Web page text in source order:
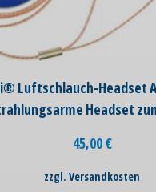
Luftschlauch-Headset
Headset
45,00€
zzgl. Versandkosten